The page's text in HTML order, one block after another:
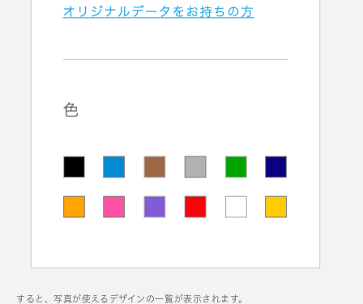
すると、写真が使えるデザインの一覧が表示されます。